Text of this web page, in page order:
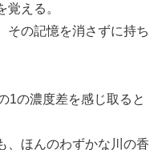
える。
その記憶を消さずに持ち
1の濃度差を感じ取ると
、ほんのわずかな川の香